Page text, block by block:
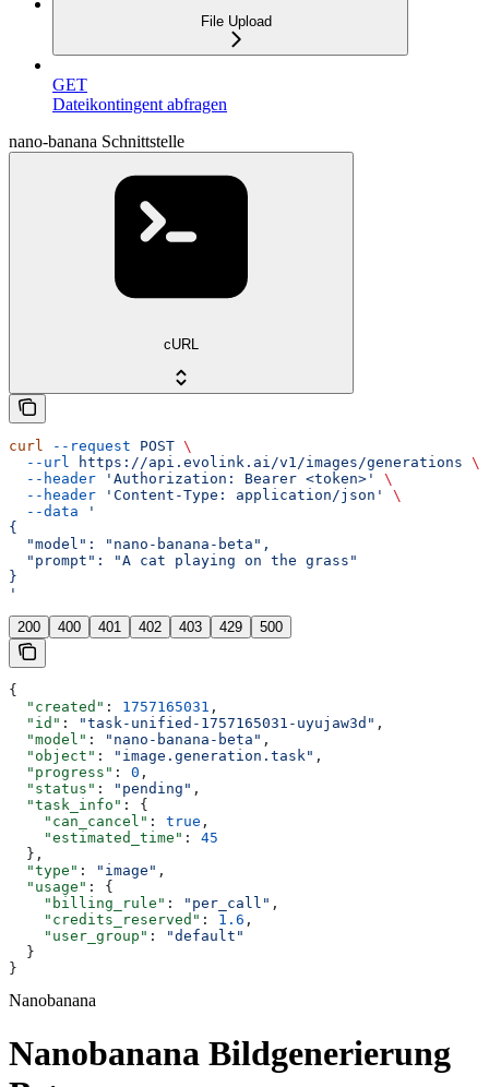
File Upload
GET
Dateikontingent abfragen
nano-banana Schnittstelle
cURL
curl --request POST \
  --url
https://api.evolink.ai/v1/images/generations \
  --header
'Authorization: Bearer <token>'
\
  --header
'Content-Type: application/json'
\
  --data
'
{
  "model": "nano-banana-beta",
  "prompt": "A cat playing on the grass"
}
'
200 400 401 402 403 429 500
{
  "created"
: 1757165031 ,
  "id"
: "task-unified-1757165031-uyujaw3d" ,
  "model"
: "nano-banana-beta" ,
  "object"
: "image.generation.task" ,
  "progress"
: 0 ,
  "status"
: "pending" ,
  "task_info"
: {
    "can_cancel"
: true ,
    "estimated_time"
: 45
  },
  "type"
: "image" ,
  "usage"
: {
    "billing_rule"
: "per_call" ,
    "credits_reserved"
: 1.6 ,
    "user_group"
:
"default"
  }
}
Nanobanana
Nanobanana Bildgenerierung